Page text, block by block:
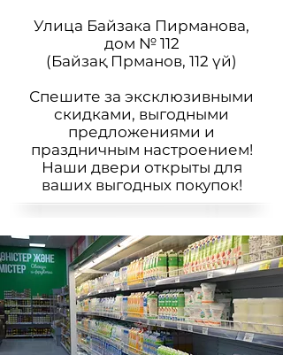
Улица Байзака Пирманова,
дом № 112
(Байзақ Прманов, 112 үй)
Спешите за эксклюзивными
скидками, выгодными
предложениями и
праздничным настроением!
Наши двери открыты для
ваших выгодных покупок!